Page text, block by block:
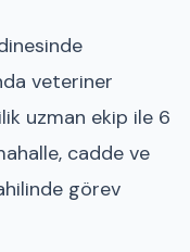
veteriner
uzman ekip ile 6
cadde ve
görev